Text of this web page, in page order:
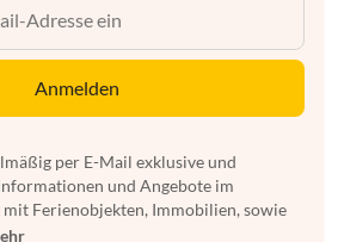
Anmelden
per E-Mail exklusive und
und Angebote im
mit Ferienobjekten, Immobilien, sowie